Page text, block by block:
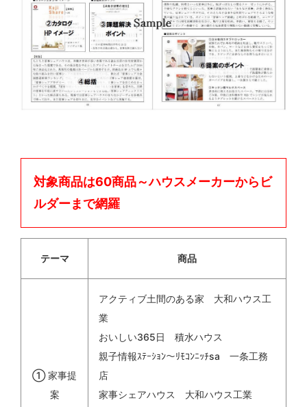
対象商品は60商品～ハウスメーカーからビ
ルダーまで網羅
テーマ 商品
① 家事提
案
アクティブ土間のある家 大和ハウス工
業
おいしい365日 積水ハウス
親子情報ｽﾃｰｼｮﾝ～ﾘﾓｺﾝﾆｯﾁsa 一条工務
店
家事シェアハウス 大和ハウス工業